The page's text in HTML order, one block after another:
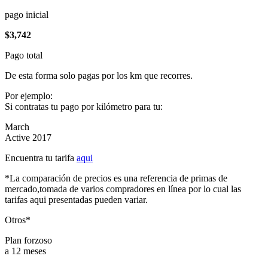
pago inicial
$3,742
Pago total
De esta forma solo pagas por los km que recorres.
Por ejemplo:
Si contratas tu pago por kilómetro para tu:
March
Active 2017
Encuentra tu tarifa aqui
*La comparación de precios es una referencia de primas de
mercado,tomada de varios compradores en línea por lo cual las
tarifas aqui presentadas pueden variar.
Otros*
Plan forzoso
a 12 meses